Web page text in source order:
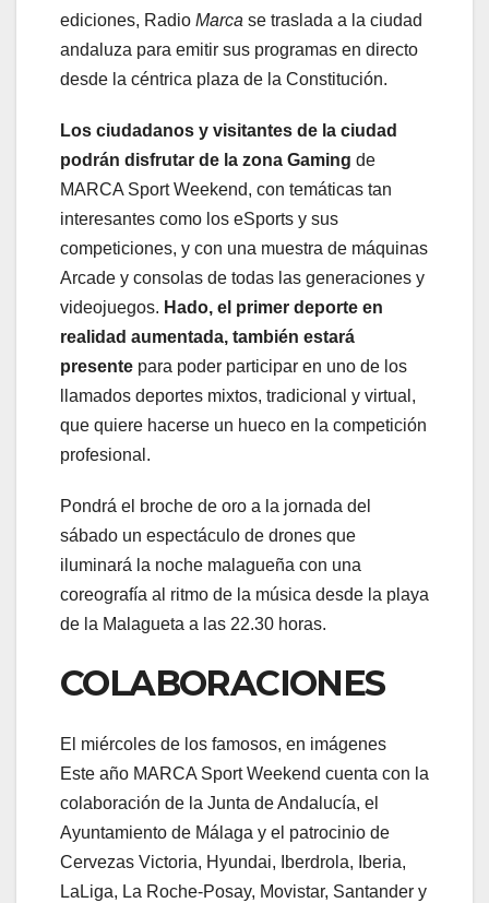
ediciones, Radio Marca se traslada a la ciudad
andaluza para emitir sus programas en directo
desde la céntrica plaza de la Constitución.
Los ciudadanos y visitantes de la ciudad
podrán disfrutar de la zona Gaming de
MARCA Sport Weekend, con temáticas tan
interesantes como los eSports y sus
competiciones, y con una muestra de máquinas
Arcade y consolas de todas las generaciones y
videojuegos. Hado, el primer deporte en
realidad aumentada, también estará
presente para poder participar en uno de los
llamados deportes mixtos, tradicional y virtual,
que quiere hacerse un hueco en la competición
profesional.
Pondrá el broche de oro a la jornada del
sábado un espectáculo de drones que
iluminará la noche malagueña con una
coreografía al ritmo de la música desde la playa
de la Malagueta a las 22.30 horas.
COLABORACIONES
El miércoles de los famosos, en imágenes
Este año MARCA Sport Weekend cuenta con la
colaboración de la Junta de Andalucía, el
Ayuntamiento de Málaga y el patrocinio de
Cervezas Victoria, Hyundai, Iberdrola, Iberia,
LaLiga, La Roche-Posay, Movistar, Santander y